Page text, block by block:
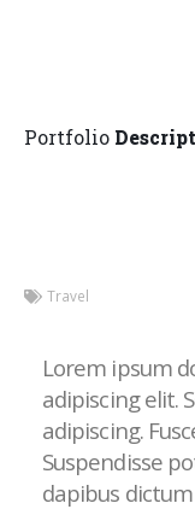
Portfolio
Travel
Lorem ipsum
adipiscing elit.
adipiscing.
Suspendisse
dapibus